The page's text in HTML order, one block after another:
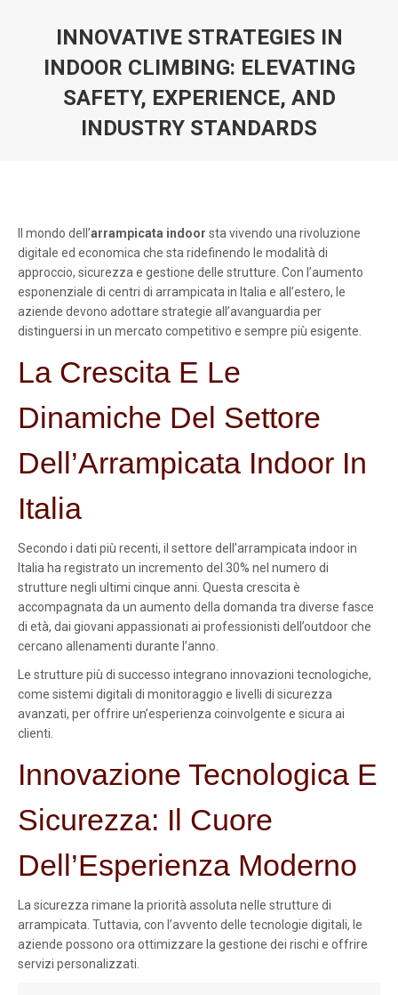
INNOVATIVE STRATEGIES IN
INDOOR CLIMBING: ELEVATING
SAFETY, EXPERIENCE, AND
INDUSTRY STANDARDS
Il mondo dell’arrampicata indoor sta vivendo una rivoluzione
digitale ed economica che sta ridefinendo le modalità di
approccio, sicurezza e gestione delle strutture. Con l’aumento
esponenziale di centri di arrampicata in Italia e all’estero, le
aziende devono adottare strategie all’avanguardia per
distinguersi in un mercato competitivo e sempre più esigente.
La Crescita E Le
Dinamiche Del Settore
Dell’Arrampicata Indoor In
Italia
Secondo i dati più recenti, il settore dell’arrampicata indoor in
Italia ha registrato un incremento del 30% nel numero di
strutture negli ultimi cinque anni . Questa crescita è
accompagnata da un aumento della domanda tra diverse fasce
di età, dai giovani appassionati ai professionisti dell’outdoor che
cercano allenamenti durante l’anno.
Le strutture più di successo integrano innovazioni tecnologiche,
come sistemi digitali di monitoraggio e livelli di sicurezza
avanzati, per offrire un’esperienza coinvolgente e sicura ai
clienti.
Innovazione Tecnologica E
Sicurezza: Il Cuore
Dell’Esperienza Moderno
La sicurezza rimane la priorità assoluta nelle strutture di
arrampicata. Tuttavia, con l’avvento delle tecnologie digitali, le
aziende possono ora ottimizzare la gestione dei rischi e offrire
servizi personalizzati.